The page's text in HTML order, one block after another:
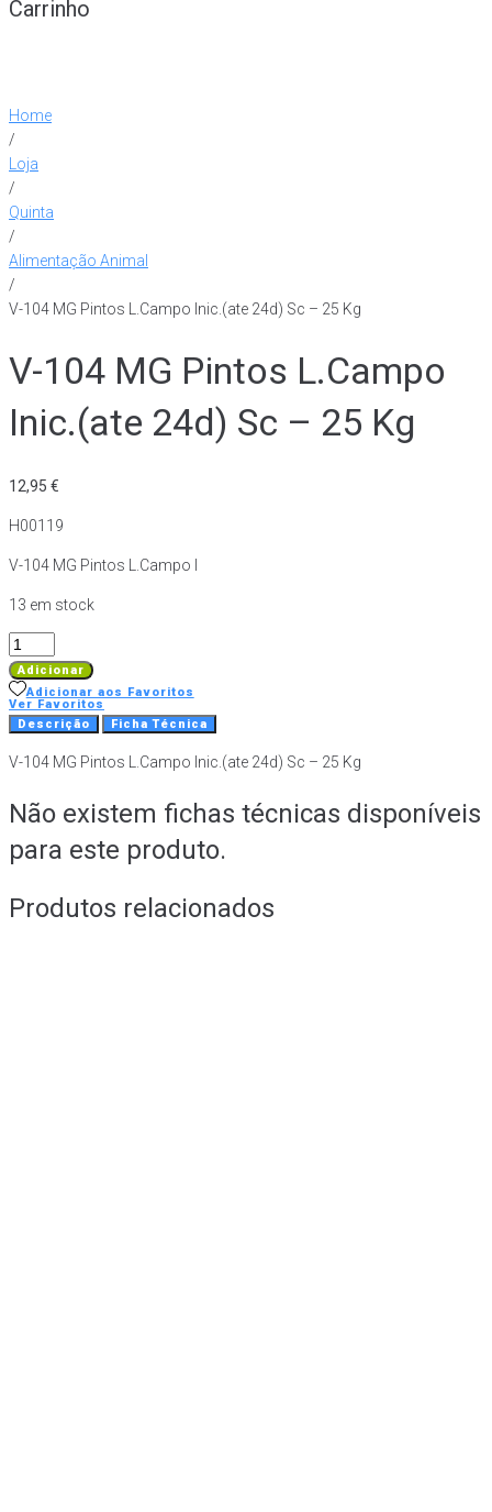
Carrinho
Home
/
Loja
/
Quinta
/
Alimentação Animal
/
V-104 MG Pintos L.Campo Inic.(ate 24d) Sc – 25 Kg
V-104 MG Pintos L.Campo
Inic.(ate 24d) Sc – 25 Kg
12,95 €
H00119
V-104 MG Pintos L.Campo I
13 em stock
Quantidade
de
V-
104
Pintos
Inic.
24d)
-
Adicionar
Adicionar aos Favoritos
Ver Favoritos
Descrição
Ficha Técnica
V-104 MG Pintos L.Campo Inic.(ate 24d) Sc – 25 Kg
Não existem fichas técnicas disponíveis
para este produto.
Produtos relacionados